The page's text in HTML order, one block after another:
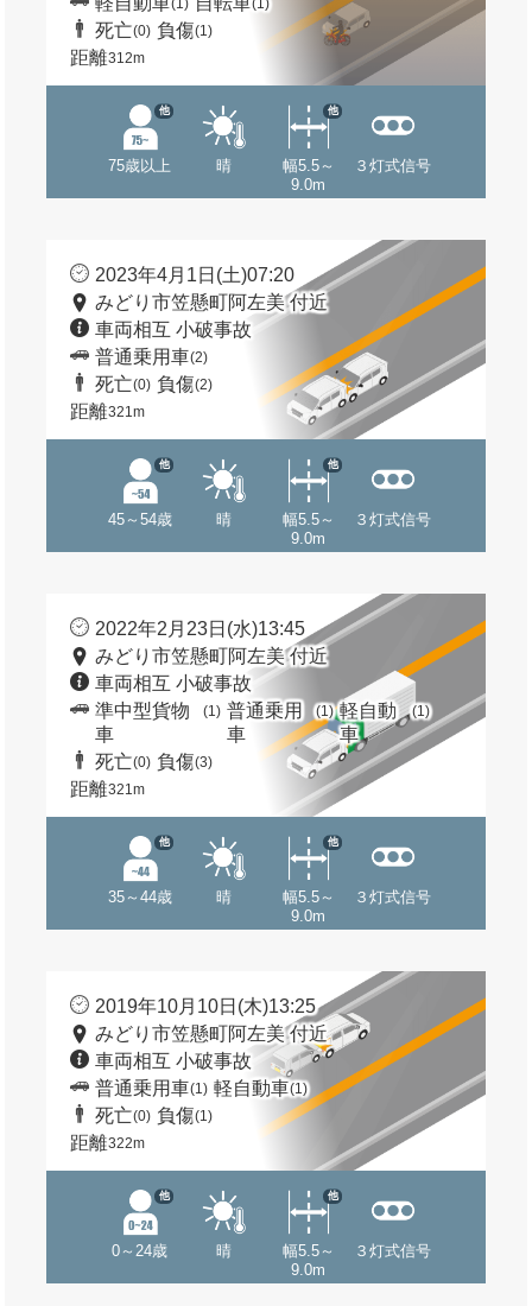
(1) (1)
死亡(0) 負傷(1)
距離312m
75歳以上
他
晴
幅5.5～
9.0m
他
３灯式信号
2023年4月1日(土)07:20
みどり市笠懸町阿左美 付近
車両相互 小破事故
普通乗用車(2)
死亡(0) 負傷(2)
距離321m
45～54歳
他
晴
幅5.5～
9.0m
他
３灯式信号
2022年2月23日(水)13:45
みどり市笠懸町阿左美 付近
車両相互 小破事故
準中型貨物
車
(1) 普通乗用
車
(1) 軽自動
車
(1)
死亡(0) 負傷(3)
距離321m
35～44歳
他
晴
幅5.5～
9.0m
他
３灯式信号
2019年10月10日(木)13:25
みどり市笠懸町阿左美 付近
車両相互 小破事故
普通乗用車(1) 軽自動車(1)
死亡(0) 負傷(1)
距離322m
0～24歳
他
晴
幅5.5～
9.0m
他
３灯式信号